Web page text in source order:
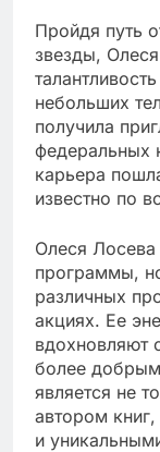
Пройдя путь
звезды,
небольших
получила
федеральных
карьера
известно по
Олеся Лосева
программы,
различных
акциях. Ее
вдохновляют
более
является не
автором
и